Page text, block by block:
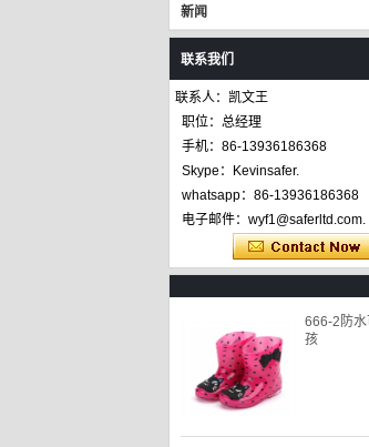
新闻
联系我们
联系人：凯文王
职位：总经理
手机：86-13936186368
Skype：Kevinsafer.
whatsapp：86-13936186368
电子邮件：wyf1@saferltd.com.
666-2防
孩